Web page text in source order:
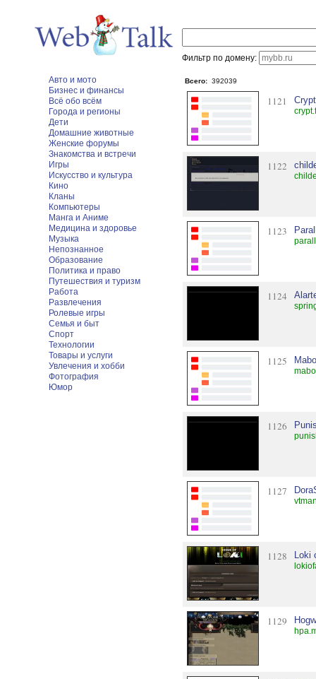
Фильтр по домену:
Авто и мото
Бизнес и финансы
Всё обо всём
Города и регионы
Дети
Домашние животные
Женские форумы
Знакомства и встречи
Игры
Искусство и культура
Кино
Кланы
Компьютеры
Манга и Аниме
Медицина и здоровье
Музыка
Непознанное
Образование
Политика и право
Путешествия и туризм
Работа
Развлечения
Ролевые игры
Семья и быт
Спорт
Технологии
Товары и услуги
Увлечения и хобби
Фотография
Юмор
Всего: 392039
1121
1122
1123
1124
1125
1126
1127
1128 Loki
1129